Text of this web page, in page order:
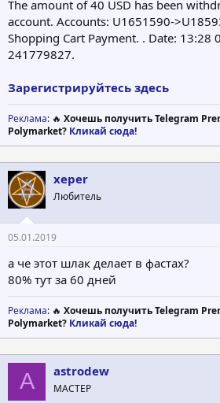
The amount of 40 USD has been
account. Accounts: U1651590-
Shopping Cart Payment. . Date: 13:28
241779827.
Зарегистрируйтесь здесь
Реклама: 🔥 Хочешь получить Telegram
Polymarket? Кликай сюда!
xeper
Любитель
05.01.2019
а че этот шлак делает в фастах?
80% тут за 60 дней
Реклама: 🔥 Хочешь получить Telegram
Polymarket? Кликай сюда!
A astrodew
МАСТЕР